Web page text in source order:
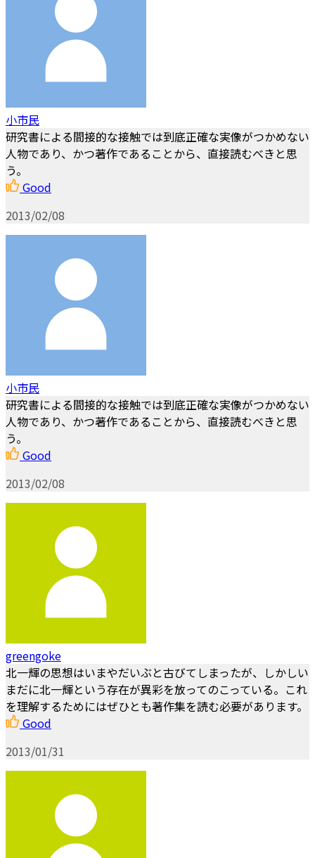
小市民
研究書による間接的な接触では到底正確な実像がつかめない
人物であり、かつ著作であることから、直接読むべきと思
う。
Good
2013/02/08
小市民
研究書による間接的な接触では到底正確な実像がつかめない
人物であり、かつ著作であることから、直接読むべきと思
う。
Good
2013/02/08
greengoke
北一輝の思想はいまやだいぶと古びてしまったが、しかしい
まだに北一輝という存在が異彩を放ってのこっている。これ
を理解するためにはぜひとも著作集を読む必要があります。
Good
2013/01/31